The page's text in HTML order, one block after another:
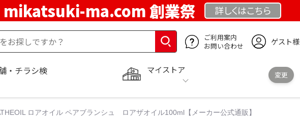
mikatsuki-ma.com 創業祭 詳しくはこちら
ご利用案内
お問い合わせ
ゲスト様
マイストア
変更
・チラシ検
ロアオイル ペアブランシュ ロアザオイル100ml【メーカー公式通販】